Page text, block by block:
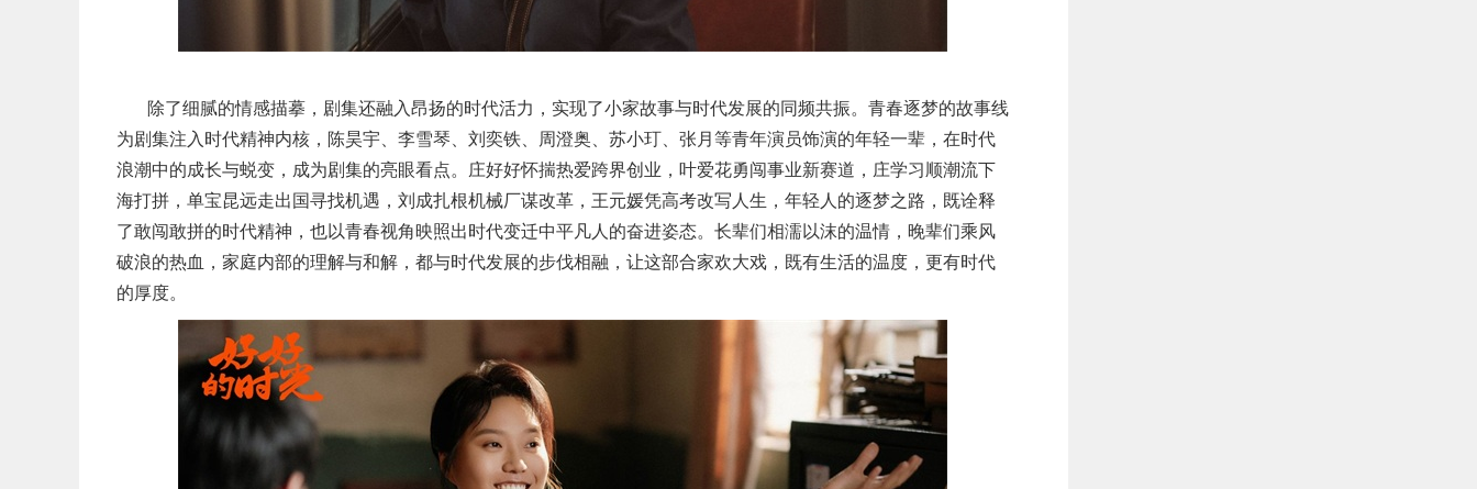
除了细腻的情感描摹，剧集还融入昂扬的时代活力，实现了小家故事与时代发展的同频共振。青春逐梦的故事线
为剧集注入时代精神内核，陈昊宇、李雪琴、刘奕铁、周澄奥、苏小玎、张月等青年演员饰演的年轻一辈，在时代
浪潮中的成长与蜕变，成为剧集的亮眼看点。庄好好怀揣热爱跨界创业，叶爱花勇闯事业新赛道，庄学习顺潮流下
海打拼，单宝昆远走出国寻找机遇，刘成扎根机械厂谋改革，王元媛凭高考改写人生，年轻人的逐梦之路，既诠释
了敢闯敢拼的时代精神，也以青春视角映照出时代变迁中平凡人的奋进姿态。长辈们相濡以沫的温情，晚辈们乘风
破浪的热血，家庭内部的理解与和解，都与时代发展的步伐相融，让这部合家欢大戏，既有生活的温度，更有时代
的厚度。